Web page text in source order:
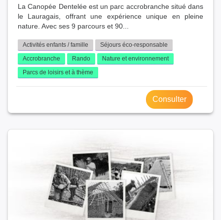
La Canopée Dentelée est un parc accrobranche situé dans
le Lauragais, offrant une expérience unique en pleine
nature. Avec ses 9 parcours et 90...
Activités enfants / famille
Séjours éco-responsable
Accrobranche
Rando
Nature et environnement
Parcs de loisirs et à thème
Consulter